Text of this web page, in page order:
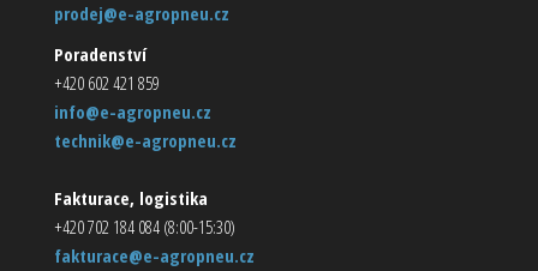
prodej@e-agropneu.cz
Poradenství
+420 602 421 859
info@e-agropneu.cz
technik@e-agropneu.cz
Fakturace, logistika
+420 702 184 084 (8:00-15:30)
fakturace@e-agropneu.cz